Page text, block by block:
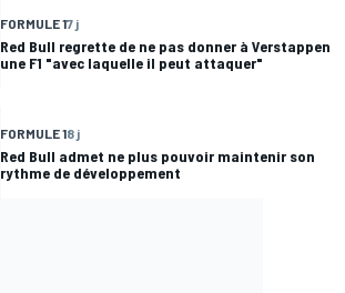
FORMULE 17 j
Red Bull regrette de ne pas donner à Verstappen
une F1 "avec laquelle il peut attaquer"
FORMULE 18 j
Red Bull admet ne plus pouvoir maintenir son
rythme de développement